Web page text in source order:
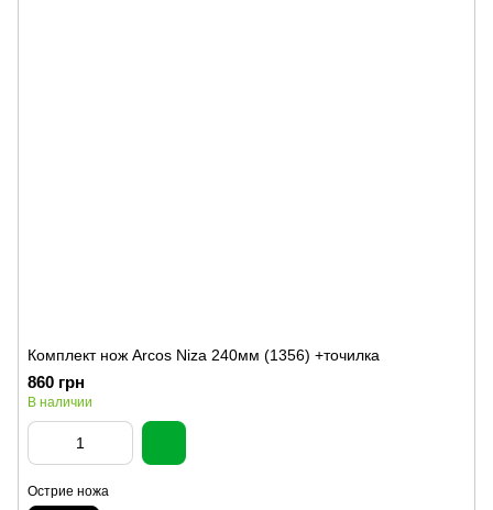
Комплект нож Arcos Niza 240мм (1356) +точилка
860 грн
В наличии
Острие ножа